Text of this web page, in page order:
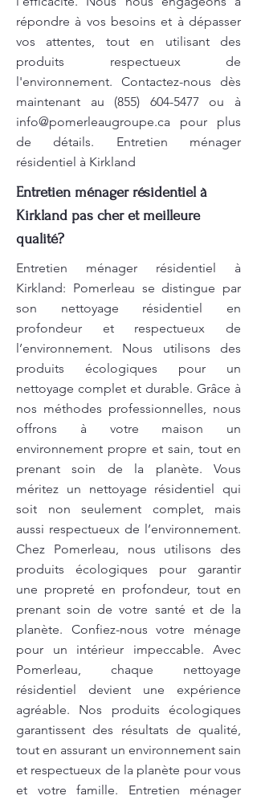
répondre à vos besoins et à dépasser
vos attentes, tout en utilisant des
produits respectueux de
l'environnement. Contactez-nous dès
maintenant au (855) 604-5477 ou à
info@pomerleaugroupe.ca pour plus
de détails. Entretien ménager
résidentiel à Kirkland
Entretien ménager résidentiel à
Kirkland pas cher et meilleure
qualité?
Entretien ménager résidentiel à
Kirkland: Pomerleau se distingue par
son nettoyage résidentiel en
profondeur et respectueux de
l’environnement. Nous utilisons des
produits écologiques pour un
nettoyage complet et durable. Grâce à
nos méthodes professionnelles, nous
offrons à votre maison un
environnement propre et sain, tout en
prenant soin de la planète. Vous
méritez un nettoyage résidentiel qui
soit non seulement complet, mais
aussi respectueux de l’environnement.
Chez Pomerleau, nous utilisons des
produits écologiques pour garantir
une propreté en profondeur, tout en
prenant soin de votre santé et de la
planète. Confiez-nous votre ménage
pour un intérieur impeccable. Avec
Pomerleau, chaque nettoyage
résidentiel devient une expérience
agréable. Nos produits écologiques
garantissent des résultats de qualité,
tout en assurant un environnement sain
et respectueux de la planète pour vous
et votre famille. Entretien ménager